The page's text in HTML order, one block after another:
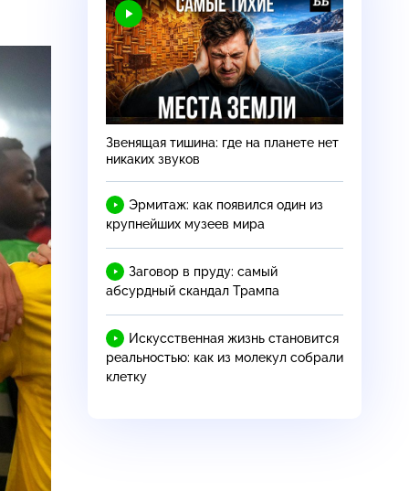
Звенящая тишина: где на планете нет
никаких звуков
Эрмитаж: как появился один из
крупнейших музеев мира
Заговор в пруду: самый
абсурдный скандал Трампа
Искусственная жизнь становится
реальностью: как из молекул собрали
клетку